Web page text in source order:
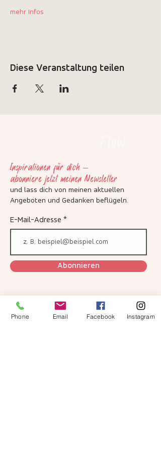
mehr Infos
Diese Veranstaltung teilen
Inspirationen für dich –
abonniere jetzt meinen Newsletter
und lass dich von meinen aktuellen
Angeboten und Gedanken beflügeln.
E-Mail-Adresse
Abonnieren
Ich habe die Datenschutzerklärung zur
Phone Email Facebook Instagram